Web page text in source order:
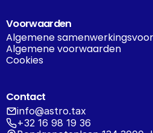
Voorwaarden
Algemene
Algemene voorwaarden
Cookies
Contact
info@astro.tax
+32 16 98 19 36